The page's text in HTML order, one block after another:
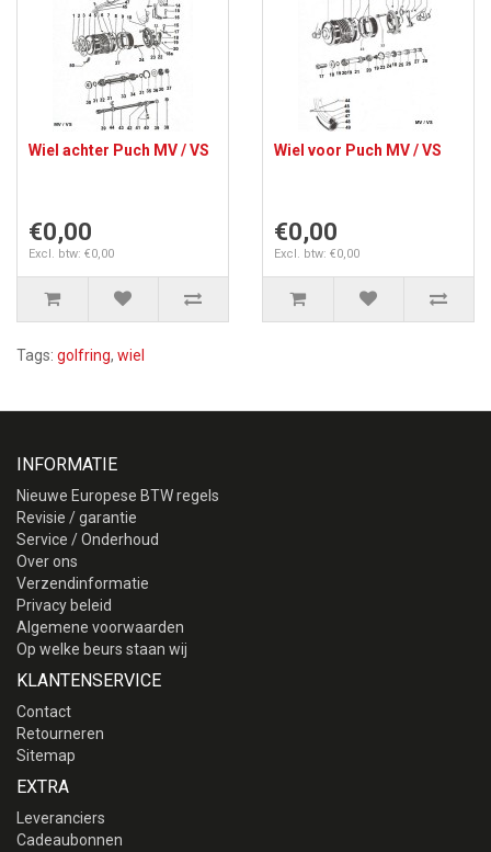
Wiel achter Puch MV / VS
€0,00
Excl. btw: €0,00
Wiel voor Puch MV / VS
€0,00
Excl. btw: €0,00
Tags: golfring, wiel
INFORMATIE
Nieuwe Europese BTW regels
Revisie / garantie
Service / Onderhoud
Over ons
Verzendinformatie
Privacy beleid
Algemene voorwaarden
Op welke beurs staan wij
KLANTENSERVICE
Contact
Retourneren
Sitemap
EXTRA
Leveranciers
Cadeaubonnen